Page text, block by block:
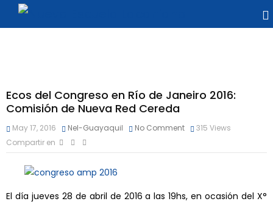
Ecos del Congreso en Río de Janeiro 2016:
Comisión de Nueva Red Cereda
May 17, 2016 Nel-Guayaquil No Comment 315 Views
Compartir en
El día jueves 28 de abril de 2016 a las 19hs, en ocasión del X°